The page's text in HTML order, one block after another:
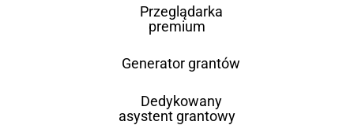
Przeglądarka
premium
Generator grantów
Dedykowany
asystent grantowy